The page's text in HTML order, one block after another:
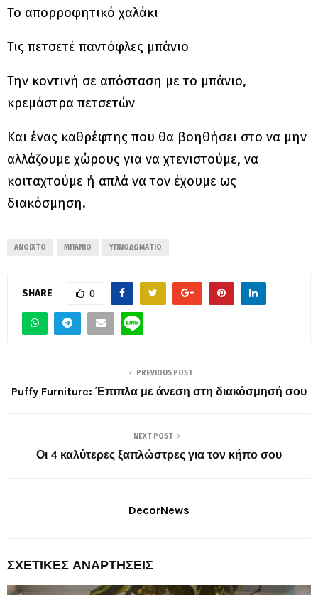
Το απορροφητικό χαλάκι
Τις πετσετέ παντόφλες μπάνιο
Την κοντινή σε απόσταση με το μπάνιο,
κρεμάστρα πετσετών
Και ένας καθρέφτης που θα βοηθήσει στο να μην
αλλάζουμε χώρους για να χτενιστούμε, να
κοιταχτούμε ή απλά να τον έχουμε ως
διακόσμηση.
ΑΝΟΙΧΤΌ ΜΠΆΝΙΟ ΥΠΝΟΔΩΜΆΤΙΟ
SHARE 0
PREVIOUS POST
Puffy Furniture: Έπιπλα με άνεση στη διακόσμησή σου
NEXT POST
Οι 4 καλύτερες ξαπλώστρες για τον κήπο σου
DecorNews
ΣΧΕΤΙΚΈΣ ΑΝΑΡΤΉΣΕΙΣ